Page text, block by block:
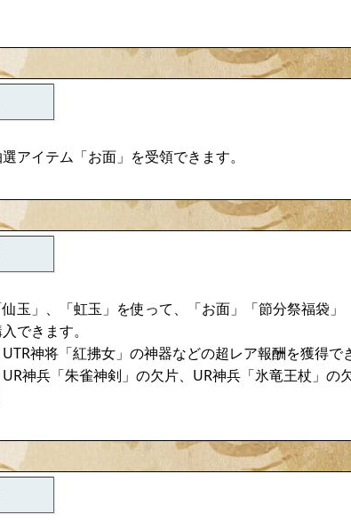
アイテム「お面」を受領できます。
玉」、「虹玉」を使って、「お面」「節分祭福袋」
できます。
UTR神将「紅拂女」の神器などの超レア報酬を獲得で
UR神兵「朱雀神剣」の欠片、UR神兵「氷竜王杖」の